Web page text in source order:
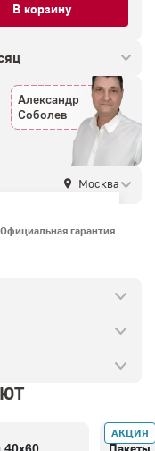
В корзину
Александр
Соболев
Москва
Официальная гарантия
АКЦИЯ
В